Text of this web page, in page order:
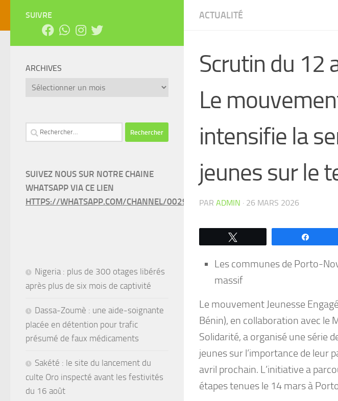
ACTUALITÉ
Scrutin du 12
Le
intensifie la
jeunes sur le
PAR ADMIN · 26 MARS 2026
Les communes de Porto-
massif
Le mouvement Jeunesse
Bénin), en collaboration avec le
Solidarité, a organisé une série
jeunes sur l’importance de leur
avril prochain. L’initiative a
étapes tenues le 14 mars à
SUIVRE
ARCHIVES
Archives
Rechercher :
SUIVEZ NOUS SUR NOTRE CHAINE
WHATSAPP VIA CE LIEN
HTTPS://WHATSAPP.COM/CHANNEL/0029VAEEL3LCCW4VC7IPMY0L
Nigeria : plus de 300 otages libérés
après plus de six mois de captivité
Dassa-Zoumè : une aide-soignante
placée en détention pour trafic
présumé de faux médicaments
Sakété : le site du lancement du
culte Oro inspecté avant les festivités
du 16 août